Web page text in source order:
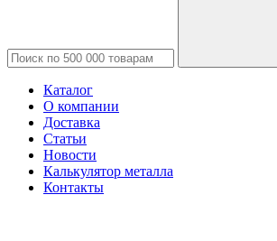
Каталог
О компании
Доставка
Статьи
Новости
Калькулятор металла
Контакты